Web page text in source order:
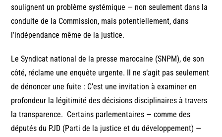
soulignent un problème systémique — non seulement dans la
conduite de la Commission, mais potentiellement, dans
l’indépendance même de la justice.
Le Syndicat national de la presse marocaine (SNPM), de son
côté, réclame une enquête urgente. Il ne s’agit pas seulement
de dénoncer une fuite : C’est une invitation à examiner en
profondeur la légitimité des décisions disciplinaires à travers
la transparence. Certains parlementaires — comme des
députés du PJD (Parti de la justice et du développement) —